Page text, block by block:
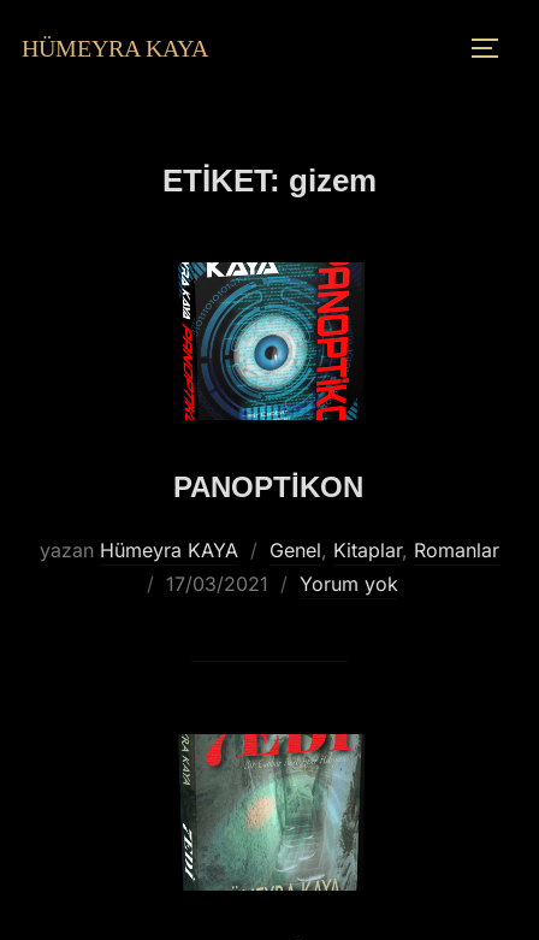
HÜMEYRA KAYA
ETIKET: gizem
PANOPTİKON
yazan Hümeyra KAYA Genel, Kitaplar, Romanlar
17/03/2021
Yorum yok